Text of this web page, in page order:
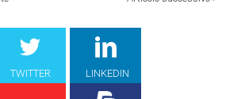
TWITTER LINKEDIN